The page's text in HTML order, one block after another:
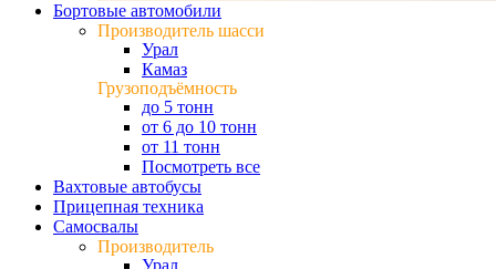
Бортовые автомобили
Производитель шасси
Урал
Камаз
Грузоподъёмность
до 5 тонн
от 6 до 10 тонн
от 11 тонн
Посмотреть все
Вахтовые автобусы
Прицепная техника
Самосвалы
Производитель
Урал